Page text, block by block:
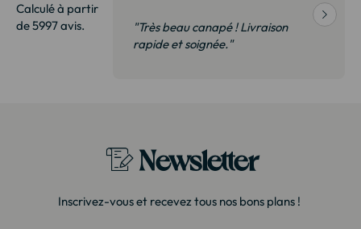
Calculé à partir
de 5997 avis.
"Très beau canapé ! Livraison
rapide et soignée."
Newsletter
Inscrivez-vous et recevez tous nos bons plans !